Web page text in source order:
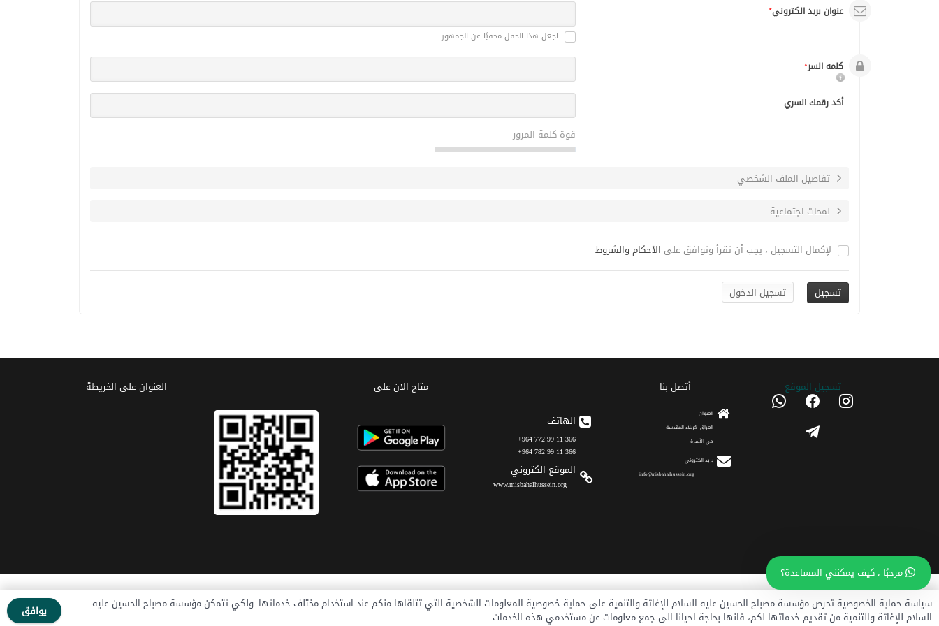
عنوان بريد الكتروني*
اجعل هذا الحقل مخفيًا عن الجمهور
كلمه السر*
أكد رقمك السري
قوة كلمة المرور
تفاصيل الملف الشخصي
لمحات اجتماعية
لإكمال التسجيل ، يجب أن تقرأ وتوافق على الأحكام والشروط
تسجیل الموقعinstagram
facebook
whatsapp
telegram
أتصل بنا
العنوان
العراق -كربلاء المقدسة
حي الأسرة
برید الکتروني
info@misbahalhussein.org
الهاتف
366 11 99 772 964+
366 11 99 782 964+
الموقع الکتروني
www.misbahalhussein.org
متاح الان على العنوان علی الخریطة
جميع الحقوق محفوظة © 2018 مؤسسة مصباح الحسین علیه السلام للاغاثة والتنمیة الرئيسیة تعریف المؤسسة الاخبار تبرع الآن اتصل بنا
مرحبًا ، كيف يمكنني المساعدة؟
سياسة حماية الخصوصية تحرص مؤسسة مصباح الحسين عليه السلام للإغاثة والتنمية على حماية خصوصية المعلومات الشخصية التي تتلقاها منكم عند استخدام مختلف خدماتها. ولكي تتمكن مؤسسة مصباح الحسين عليه
السلام للإغاثة والتنمية من تقديم خدماتها لكم، فانها بحاجة احيانا الى جمع معلومات عن مستخدمي هذه الخدمات.
يوافق